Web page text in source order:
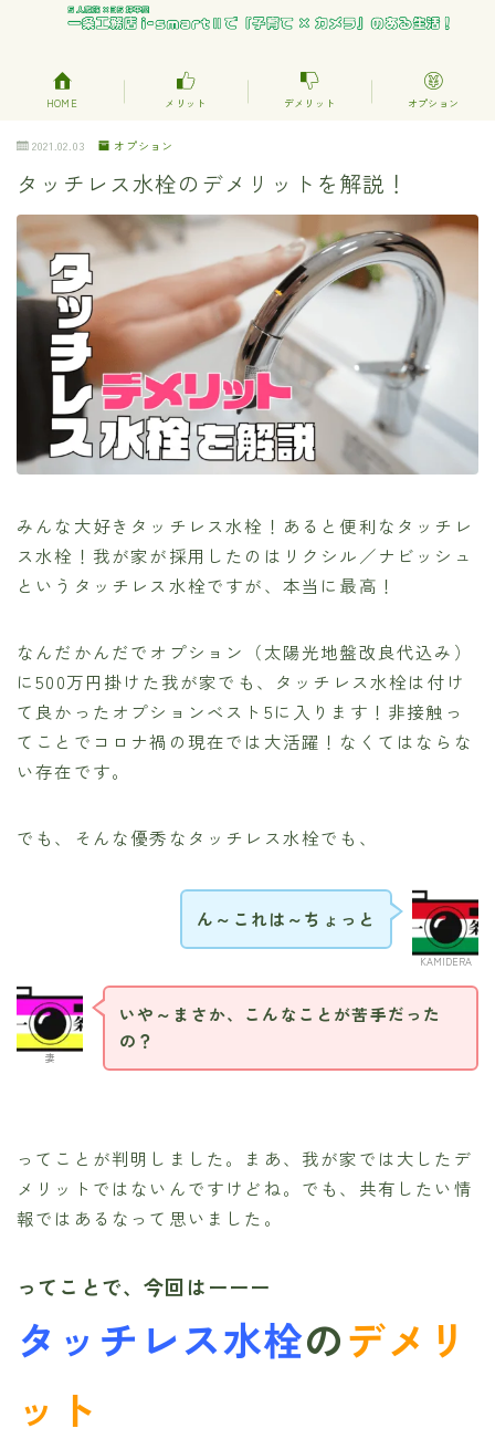
HOME メリット デメリット オプション
2021.02.03 オプション
タッチレス水栓のデメリットを解説！
みんな大好きタッチレス水栓！あると便利なタッチレ
ス水栓！我が家が採用したのはリクシル／ナビッシュ
というタッチレス水栓ですが、本当に最高！
なんだかんだでオプション（太陽光地盤改良代込み）
に500万円掛けた我が家でも、タッチレス水栓は付け
て良かったオプションベスト5に入ります！非接触っ
てことでコロナ禍の現在では大活躍！なくてはならな
い存在です。
でも、そんな優秀なタッチレス水栓でも、
KAMIDERA
ん～これは～ちょっと
妻
いや～まさか、こんなことが苦手だった
の？
ってことが判明しました。まあ、我が家では大したデ
メリットではないんですけどね。でも、共有したい情
報ではあるなって思いました。
ってことで、今回はーーー
タッチレス水栓のデメリ
ット